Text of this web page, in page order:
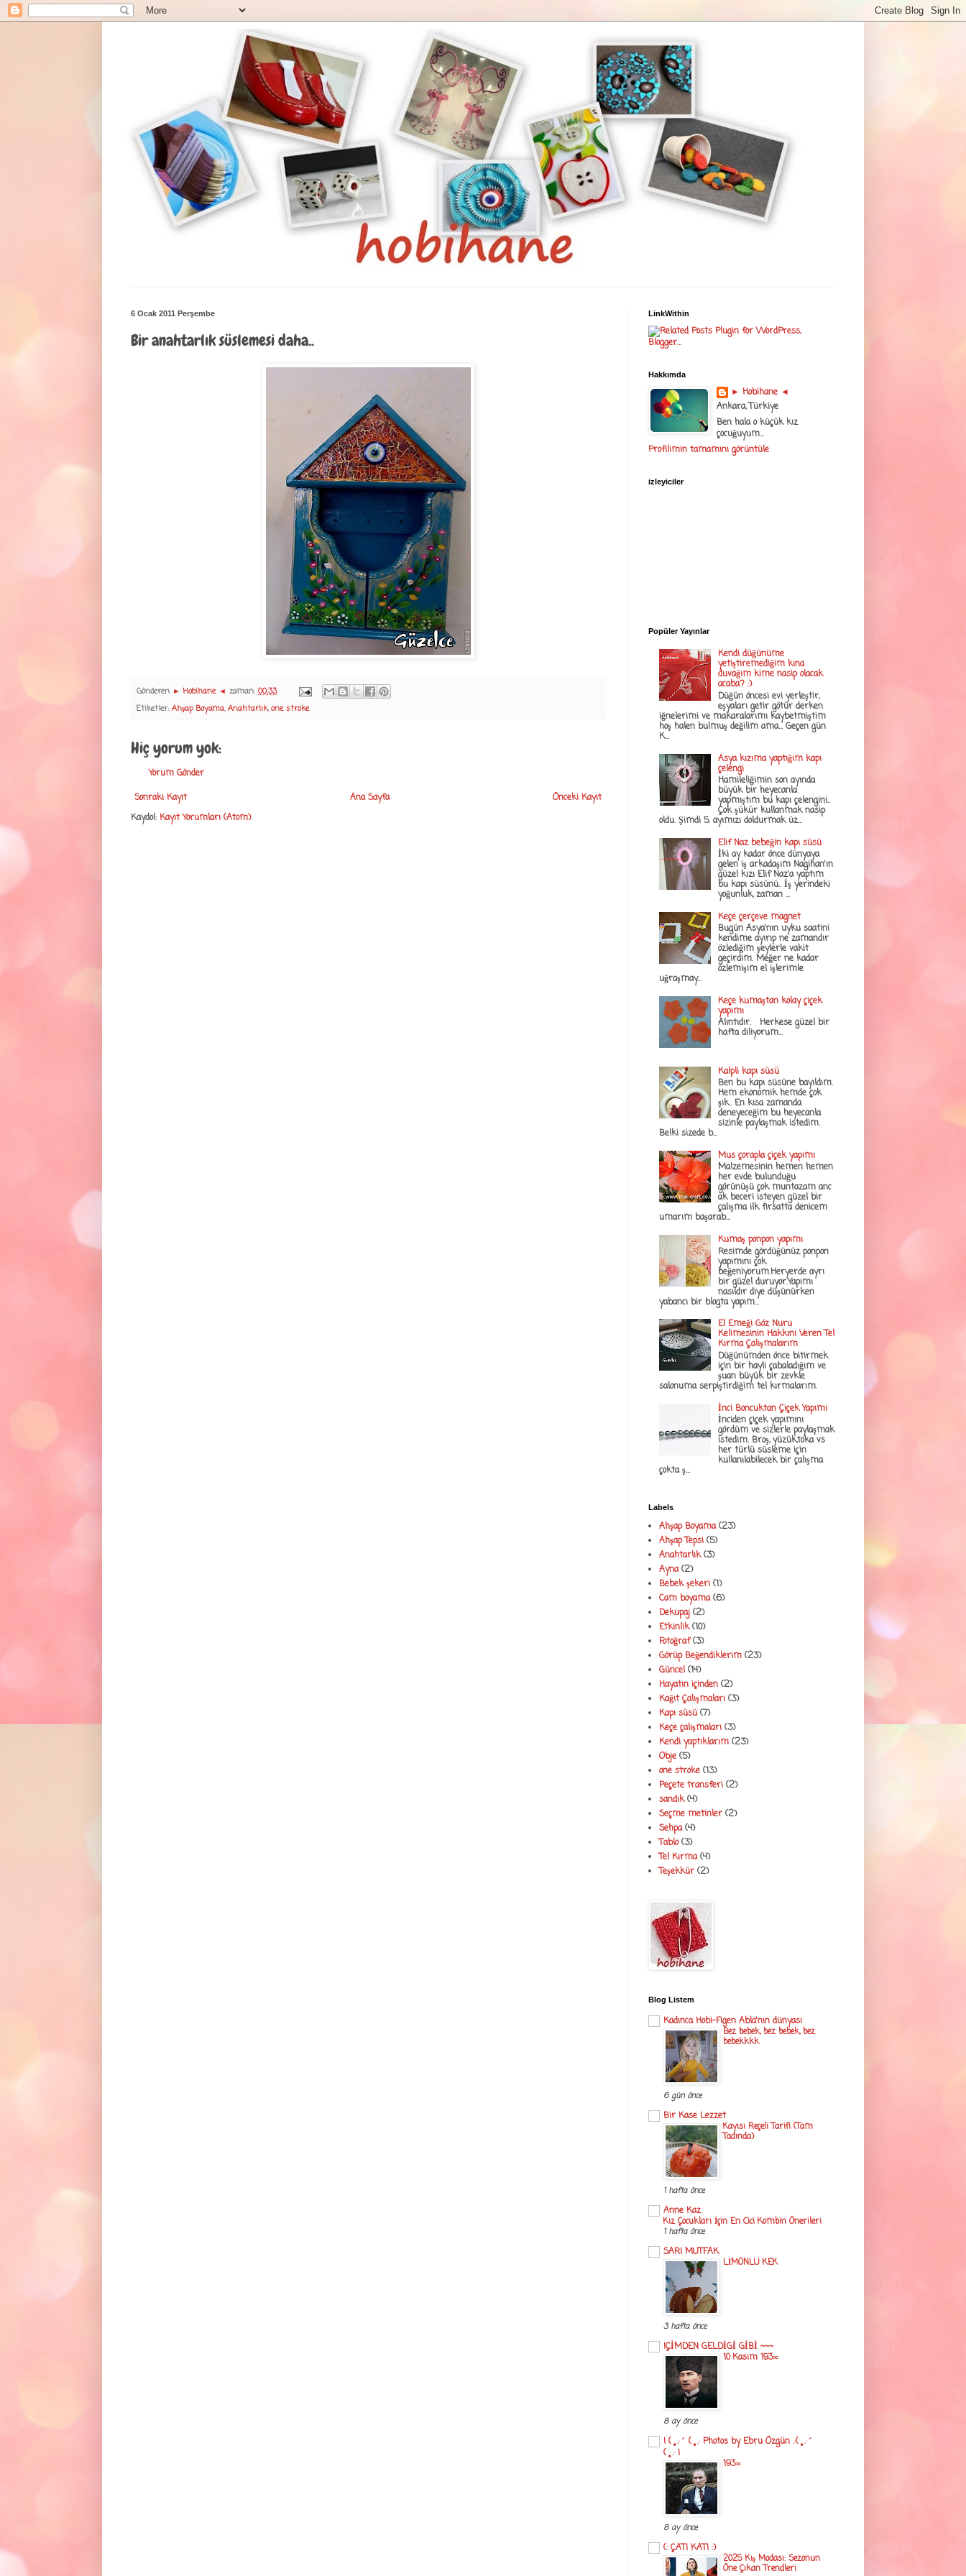
6 Ocak 2011 Perşembe
Bir anahtarlık süslemesi daha..
Gönderen ► Hobihane ◄ zaman: 00:33
Etiketler: Ahşap Boyama,Anahtarlık,one stroke
Hiç yorum yok:
Yorum Gönder
Sonraki Kayıt
Önceki Kayıt
Ana Sayfa
Kaydol: Kayıt Yorumları (Atom)
LinkWithin
Hakkımda
► Hobihane ◄
Ankara, Türkiye
Ben hala o küçük kız
çocuğuyum...
Profilimin tamamını görüntüle
izleyiciler
Popüler Yayınlar
Kendi düğünüme
yetiştiremediğim kına
duvağım kime nasip olacak
acaba? :)
Düğün öncesi evi yerleştir,
eşyaları getir götür derken
iğnelerimi ve makaralarımı kaybetmiştim
hoş halen bulmuş değilim ama... Geçen gün
K...
Asya kızıma yaptığım kapı
çelengi
Hamileliğimin son ayında
büyük bir heyecanla
yapmıştım bu kapı çelengini..
Çok şükür kullanmak nasip
oldu. Şimdi 5. ayımızı doldurmak üz...
Elif Naz bebeğin kapı süsü
İki ay kadar önce dünyaya
gelen iş arkadaşım Nagihan'ın
güzel kızı Elif Naz'a yaptım
bu kapı süsünü.. İş yerindeki
yoğunluk, zaman ...
Keçe çerçeve magnet
Bugün Asya'nın uyku saatini
kendime ayırıp ne zamandır
özlediğim şeylerle vakit
geçirdim. Meğer ne kadar
özlemişim el işlerimle
uğraşmay...
Keçe kumaştan kolay çiçek
yapımı
Alıntıdır. Herkese güzel bir
hafta diliyorum...
Kalpli kapı süsü
Ben bu kapı süsüne bayıldım.
Hem ekonomik hemde çok
şık.. En kısa zamanda
deneyeceğim bu heyecanla
sizinle paylaşmak istedim.
Belki sizede b...
Mus çorapla çiçek yapımı
Malzemesinin hemen hemen
her evde bulunduğu
görünüşü çok muntazam anc
ak beceri isteyen güzel bir
çalışma ilk fırsatta denicem
umarım başarab...
Kumaş ponpon yapımı
Resimde gördüğünüz ponpon
yapımını çok
beğeniyorum.Heryerde ayrı
bir güzel duruyor.Yapımı
nasıldır diye düşünürken
yabancı bir blogta yapım...
El Emeği Göz Nuru
Kelimesinin Hakkını Veren Tel
Kırma Çalışmalarım
Düğünümden önce bitirmek
için bir hayli çabaladığım ve
şuan büyük bir zevkle
salonuma serpiştirdiğim tel kırmalarım.
İnci Boncuktan Çiçek Yapımı
İnciden çiçek yapımını
gördüm ve sizlerle paylaşmak
istedim. Broş, yüzük,toka vs
her türlü süsleme için
kullanılabilecek bir çalışma
çokta ş...
Labels
Ahşap Boyama (23)
Ahşap Tepsi (5)
Anahtarlık (3)
Ayna (2)
Bebek şekeri (1)
Cam boyama (6)
Dekupaj (2)
Etkinlik (10)
Fotoğraf (3)
Görüp Beğendiklerim (23)
Güncel (14)
Hayatın içinden (2)
Kağıt Çalışmaları (3)
Kapı süsü (7)
Keçe çalışmaları (3)
Kendi yaptıklarım (23)
Obje (5)
one stroke (13)
Peçete transferi (2)
sandık (4)
Seçme metinler (2)
Sehpa (4)
Tablo (3)
Tel Kırma (4)
Teşekkür (2)
Blog Listem
Kadınca Hobi-Figen Abla'nın dünyası
Bez bebek, bez bebek, bez
bebekkkk
6 gün önce
Bir Kase Lezzet
Kayısı Reçeli Tarifi (Tam
Tadında)
1 hafta önce
Anne Kaz
Kız Çocukları İçin En Cici Kombin Önerileri
1 hafta önce
SARI MUTFAK
LİMONLU KEK
3 hafta önce
!ÇİMDEN GELDİGİ GİBİ ~~~
10 Kasım 193∞
8 ay önce
! (¸.·´ (¸.· Photos by Ebru Özgün .·(¸.·´
(¸.· !
193∞
8 ay önce
(: ÇATI KATI :)
2025 Kış Modası: Sezonun
Öne Çıkan Trendleri